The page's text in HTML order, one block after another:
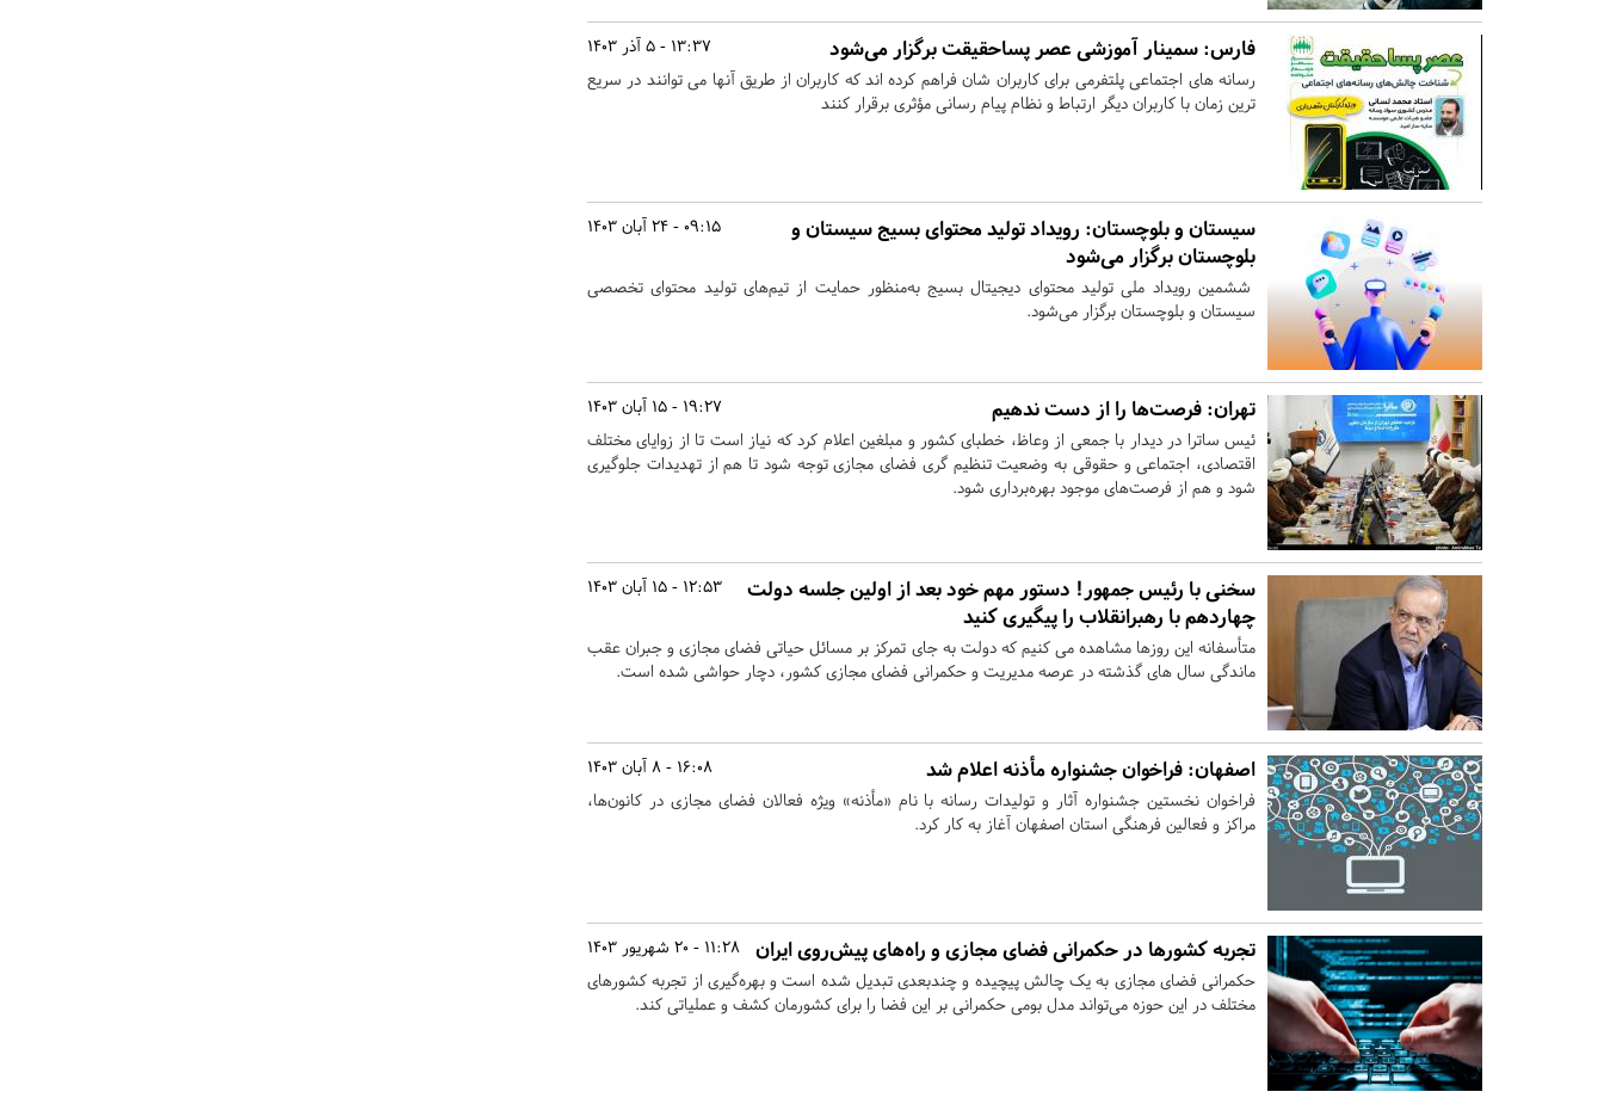
13:37 - 5 آذر 1403 فارس: سمینار آموزشی عصر پساحقیقت برگزار می‌شود
رسانه های اجتماعی پلتفرمی برای کاربران شان فراهم کرده اند که کاربران از طریق آنها می توانند در سریع
ترین زمان با کاربران دیگر ارتباط و نظام پیام رسانی مؤثری برقرار کنند
09:15 - 24 آبان 1403 سیستان و بلوچستان: رویداد تولید محتوای بسیج سیستان و
بلوچستان برگزار می‌شود
ششمین رویداد ملی تولید محتوای دیجیتال بسیج به‌منظور حمایت از تیم‌های تولید محتوای تخصصی
سیستان و بلوچستان برگزار می‌شود.
19:27 - 15 آبان 1403 تهران: فرصت‌ها را از دست ندهیم
ئیس ساترا در دیدار با جمعی از وعاظ، خطبای کشور و مبلغین اعلام کرد که نیاز است تا از زوایای مختلف
اقتصادی، اجتماعی و حقوقی به وضعیت تنظیم گری فضای مجازی توجه شود تا هم از تهدیدات جلوگیری
شود و هم از فرصت‌های موجود بهره‌برداری شود.
12:53 - 15 آبان 1403
سخنی با رئیس جمهور! دستور مهم خود بعد از اولین جلسه دولت
چهاردهم با رهبرانقلاب را پیگیری کنید
متأسفانه این روزها مشاهده می کنیم که دولت به جای تمرکز بر مسائل حیاتی فضای مجازی و جبران عقب
ماندگی سال های گذشته در عرصه مدیریت و حکمرانی فضای مجازی کشور، دچار حواشی شده است.
16:08 - 8 آبان 1403 اصفهان: فراخوان جشنواره مأذنه اعلام شد
فراخوان نخستین جشنواره آثار و تولیدات رسانه با نام «مأذنه» ویژه فعالان فضای مجازی در کانون‌ها،
مراکز و فعالین فرهنگی استان اصفهان آغاز به کار کرد.
11:28 - 20 شهریور 1403 تجربه کشورها در حکمرانی فضای مجازی و راه‌های پیش‌روی ایران
حکمرانی فضای مجازی به یک چالش پیچیده و چندبعدی تبدیل شده است و بهره‌گیری از تجربه کشورهای
مختلف در این حوزه می‌تواند مدل بومی حکمرانی بر این فضا را برای کشورمان کشف و عملیاتی کند.